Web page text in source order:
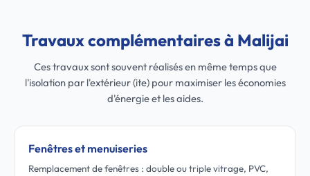
Travaux complémentaires à Malijai
Ces travaux sont souvent réalisés en même temps que
l'isolation par l'extérieur (ite) pour maximiser les économies
d'énergie et les aides.
Fenêtres et menuiseries
Remplacement de fenêtres : double ou triple vitrage, PVC,